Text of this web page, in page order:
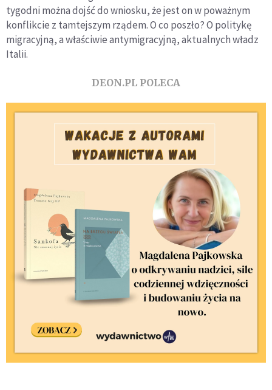
tygodni można dojść do wniosku, że jest on w poważnym
konflikcie z tamtejszym rządem. O co poszło? O politykę
migracyjną, a właściwie antymigracyjną, aktualnych władz
Italii.
DEON.PL POLECA